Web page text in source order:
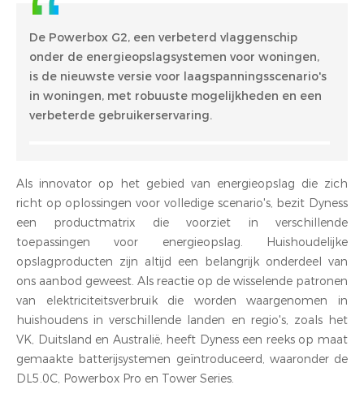
De Powerbox G2, een verbeterd vlaggenschip
onder de energieopslagsystemen voor woningen,
is de nieuwste versie voor laagspanningsscenario's
in woningen, met robuuste mogelijkheden en een
verbeterde gebruikerservaring.
Als innovator op het gebied van energieopslag die zich
richt op oplossingen voor volledige scenario's, bezit Dyness
een productmatrix die voorziet in verschillende
toepassingen voor energieopslag. Huishoudelijke
opslagproducten zijn altijd een belangrijk onderdeel van
ons aanbod geweest. Als reactie op de wisselende patronen
van elektriciteitsverbruik die worden waargenomen in
huishoudens in verschillende landen en regio's, zoals het
VK, Duitsland en Australië, heeft Dyness een reeks op maat
gemaakte batterijsystemen geïntroduceerd, waaronder de
DL5.0C, Powerbox Pro en Tower Series.